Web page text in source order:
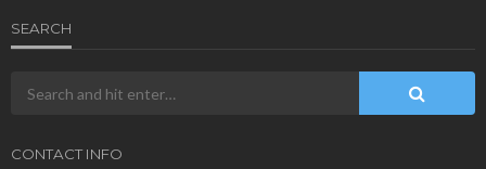
SEARCH
CONTACT INFO